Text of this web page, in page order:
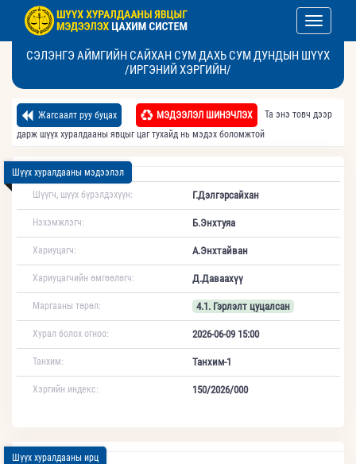
Toggle
СЭЛЭНГЭ АЙМГИЙН САЙХАН СУМ ДАХЬ СУМ ДУНДЫН ШҮҮХ
/ИРГЭНИЙ ХЭРГИЙН/
Жагсаалт руу буцах МЭДЭЭЛЭЛ ШИНЭЧЛЭХ
Та энэ товч дээр
дарж шүүх хуралдааны явцыг цаг тухайд нь мэдэх боломжтой
Шүүх хуралдааны мэдээлэл
Шүүгч, шүүх бүрэлдэхүүн:
Г.Дэлгэрсайхан
Нэхэмжлэгч: Б.Энхтуяа
Хариуцагч: А.Энхтайван
Хариуцагчийн өмгөөлөгч: Д.Даваахүү
Маргааны төрөл: 4.1. Гэрлэлт цуцалсан
Хурал болох огноо: 2026-06-09 15:00
Танхим: Танхим-1
Хэргийн индекс: 150/2026/000
Шүүх хуралдааны ирц